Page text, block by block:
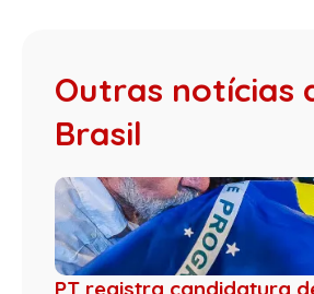
Outras notícias
Brasil
PT registra candidatura